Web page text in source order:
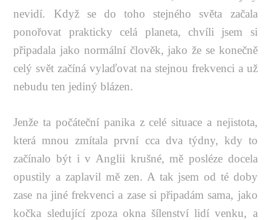
nevidí. Když se do toho stejného světa začala
ponořovat prakticky celá planeta, chvíli jsem si
připadala jako normální člověk, jako že se konečně
celý svět začíná vylaďovat na stejnou frekvenci a už
nebudu ten jediný blázen.
Jenže ta počáteční panika z celé situace a nejistota,
která mnou zmítala první cca dva týdny, kdy to
začínalo být i v Anglii krušné, mě posléze docela
opustily a zaplavil mě zen. A tak jsem od té doby
zase na jiné frekvenci a zase si připadám sama, jako
kočka sledující zpoza okna šílenství lidí venku, a